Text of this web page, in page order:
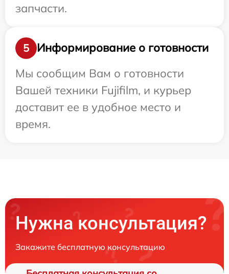
запчасти.
5
Информирование о готовности
Мы сообщим Вам о готовности
Вашей техники Fujifilm, и курьер
доставит ее в удобное место и
время.
Нужна консультация?
Закажите бесплатную консультацию